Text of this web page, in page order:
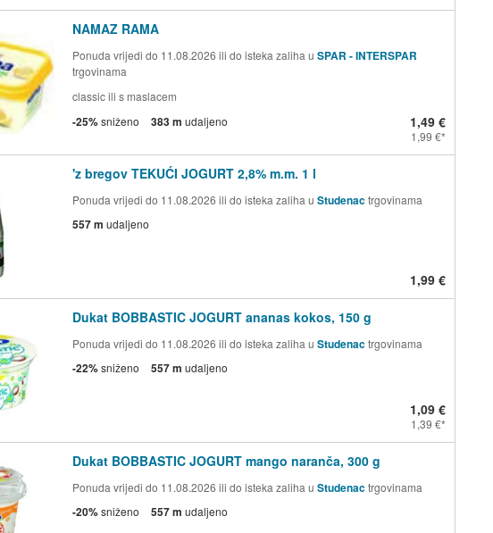
NAMAZ RAMA
Ponuda vrijedi do 11.08.2026 ili do isteka zaliha u SPAR - INTERSPAR
trgovinama
classic ili s maslacem
-25%sniženo 383 m udaljeno 1,49 €
1,99 €
'z bregov TEKUĆI JOGURT 2,8% m.m. 1 l
Ponuda vrijedi do 11.08.2026 ili do isteka zaliha u Studenactrgovinama
557 m udaljeno
1,99 €
Dukat BOBBASTIC JOGURT ananas kokos, 150 g
Ponuda vrijedi do 11.08.2026 ili do isteka zaliha u Studenactrgovinama
-22%sniženo 557 m udaljeno
1,09 €
1,39 €
Dukat BOBBASTIC JOGURT mango naranča, 300 g
Ponuda vrijedi do 11.08.2026 ili do isteka zaliha u Studenactrgovinama
-20%sniženo 557 m udaljeno